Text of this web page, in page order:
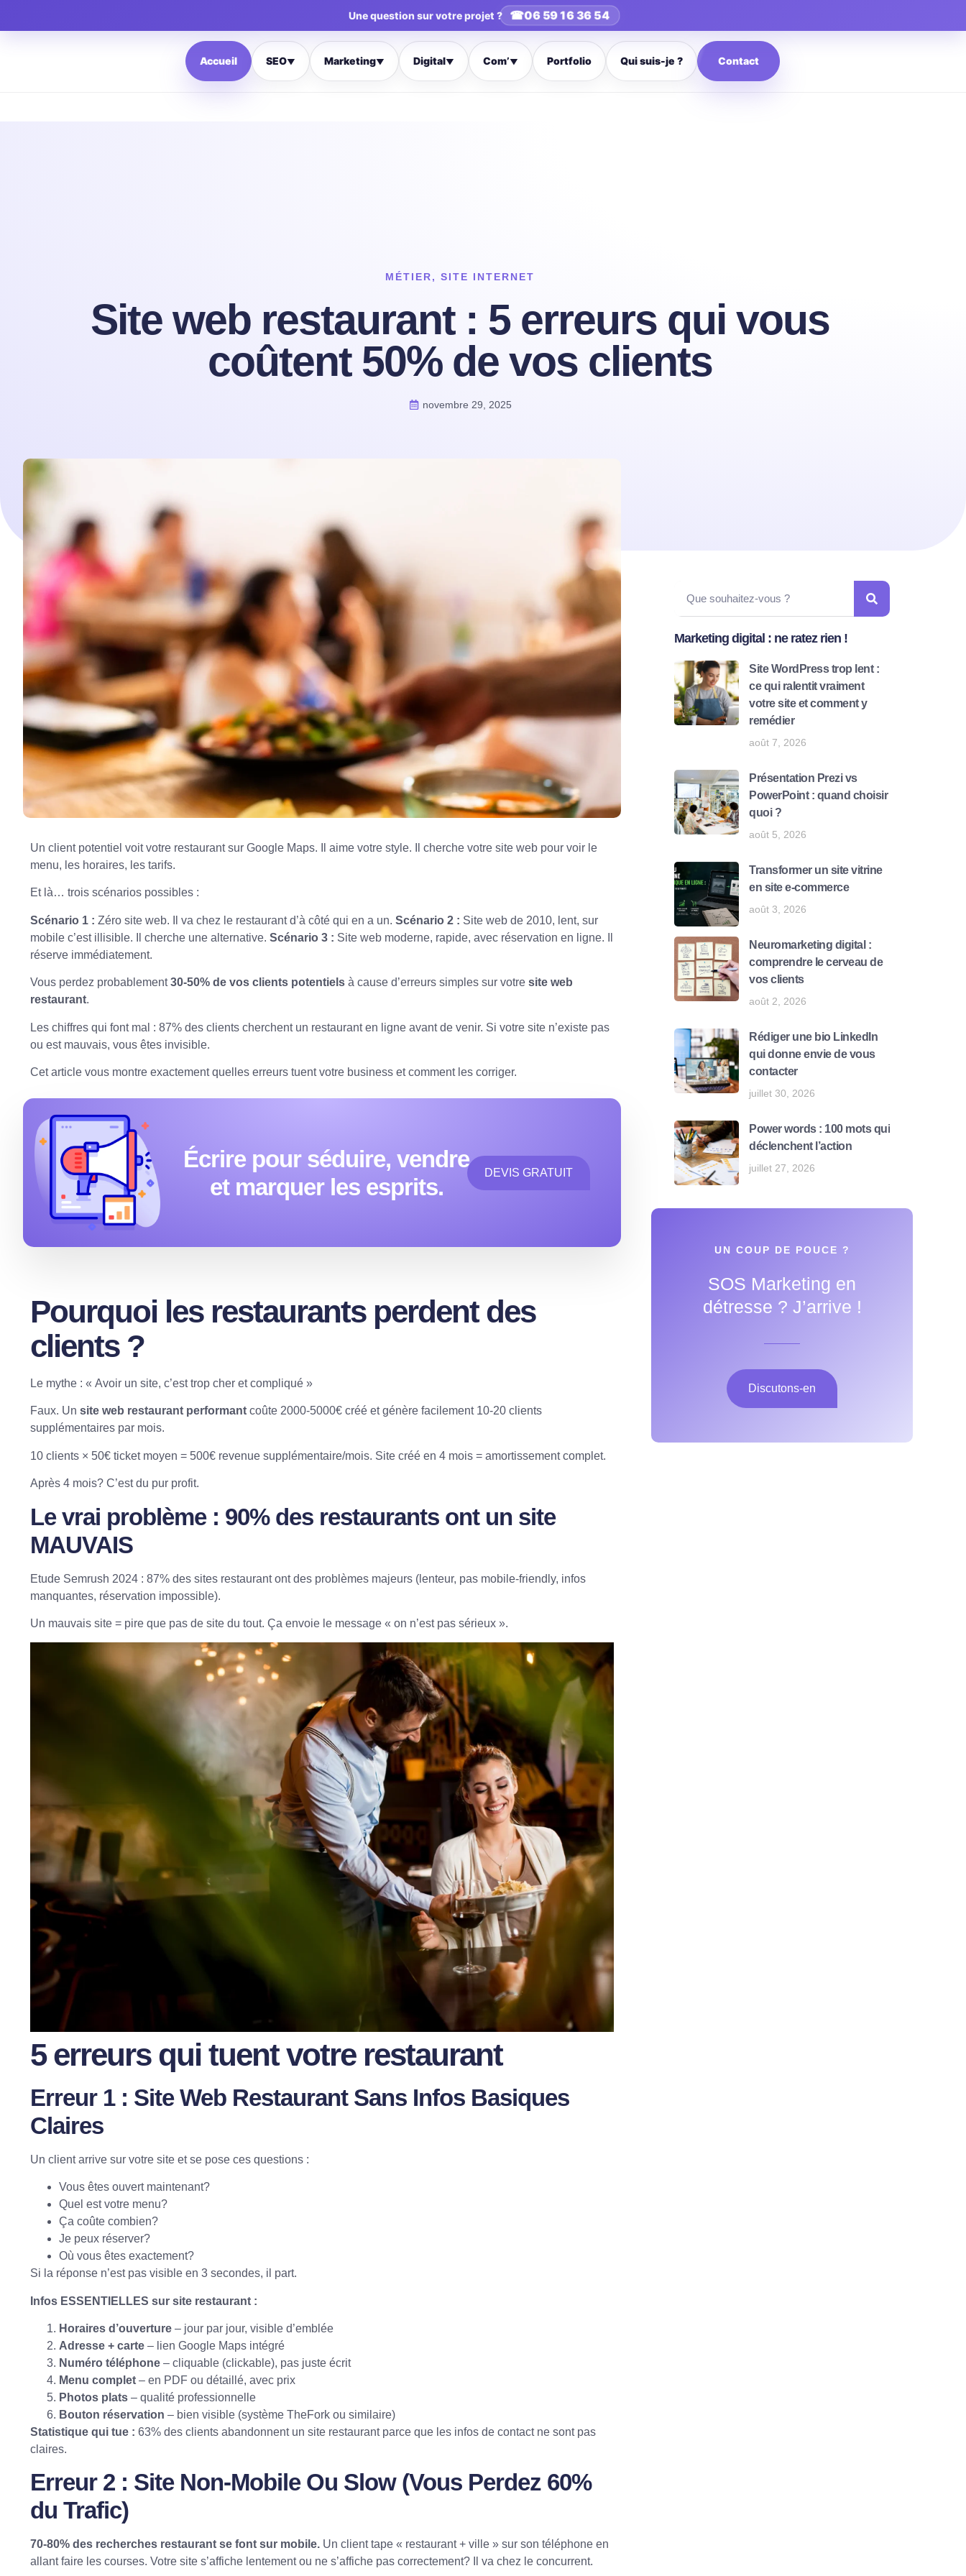
Une question sur votre projet ? ☎06 59 16 36 54
Accueil SEO▼ Marketing▼ Digital▼ Com’▼ Portfolio Qui suis-je ? Contact
MÉTIER, SITE INTERNET
Site web restaurant : 5 erreurs qui vous
coûtent 50% de vos clients
novembre 29, 2025
Un client potentiel voit votre restaurant sur Google Maps. Il aime votre style. Il cherche votre site web pour voir le
menu, les horaires, les tarifs.
Et là… trois scénarios possibles :
Scénario 1 : Zéro site web. Il va chez le restaurant d’à côté qui en a un. Scénario 2 : Site web de 2010, lent, sur
mobile c’est illisible. Il cherche une alternative. Scénario 3 : Site web moderne, rapide, avec réservation en ligne. Il
réserve immédiatement.
Vous perdez probablement30-50% de vos clients potentiels à cause d’erreurs simples sur votre site web
restaurant.
Les chiffres qui font mal : 87% des clients cherchent un restaurant en ligne avant de venir. Si votre site n’existe pas
ou est mauvais, vous êtes invisible.
Cet article vous montre exactement quelles erreurs tuent votre business et comment les corriger.
Écrire pour séduire, vendre
et marquer les esprits.
DEVIS GRATUIT
Pourquoi les restaurants perdent des
clients ?
Le mythe : « Avoir un site, c’est trop cher et compliqué »
Faux. Un site web restaurant performant coûte 2000-5000€ créé et génère facilement 10-20 clients
supplémentaires par mois.
10 clients × 50€ ticket moyen = 500€ revenue supplémentaire/mois. Site créé en 4 mois = amortissement complet.
Après 4 mois? C’est du pur profit.
Le vrai problème : 90% des restaurants ont un site
MAUVAIS
Etude Semrush 2024 : 87% des sites restaurant ont des problèmes majeurs (lenteur, pas mobile-friendly, infos
manquantes, réservation impossible).
Un mauvais site = pire que pas de site du tout. Ça envoie le message « on n’est pas sérieux ».
5 erreurs qui tuent votre restaurant
Erreur 1 : Site Web Restaurant Sans Infos Basiques
Claires
Un client arrive sur votre site et se pose ces questions :
Vous êtes ouvert maintenant?
Quel est votre menu?
Ça coûte combien?
Je peux réserver?
Où vous êtes exactement?
Si la réponse n’est pas visible en 3 secondes, il part.
Infos ESSENTIELLES sur site restaurant :
Horaires d’ouverture – jour par jour, visible d’emblée
Adresse + carte – lien Google Maps intégré
Numéro téléphone – cliquable (clickable), pas juste écrit
Menu complet – en PDF ou détaillé, avec prix
Photos plats – qualité professionnelle
Bouton réservation – bien visible (système TheFork ou similaire)
Statistique qui tue : 63% des clients abandonnent un site restaurant parce que les infos de contact ne sont pas
claires.
Erreur 2 : Site Non-Mobile Ou Slow (Vous Perdez 60%
du Trafic)
70-80% des recherches restaurant se font sur mobile. Un client tape « restaurant + ville » sur son téléphone en
allant faire les courses. Votre site s’affiche lentement ou ne s’affiche pas correctement? Il va chez le concurrent.
Marketing digital : ne ratez rien !
Site WordPress trop lent :
ce qui ralentit vraiment
votre site et comment y
remédier
août 7, 2026
Présentation Prezi vs
PowerPoint : quand choisir
quoi ?
août 5, 2026
Transformer un site vitrine
en site e-commerce
août 3, 2026
Neuromarketing digital :
comprendre le cerveau de
vos clients
août 2, 2026
Rédiger une bio LinkedIn
qui donne envie de vous
contacter
juillet 30, 2026
Power words : 100 mots qui
déclenchent l’action
juillet 27, 2026
UN COUP DE POUCE ?
SOS Marketing en
détresse ? J’arrive !
Discutons-en